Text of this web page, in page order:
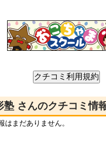
塾 さんのクチコミ情
はまだありません。